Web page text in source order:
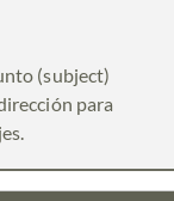
(subject)
para